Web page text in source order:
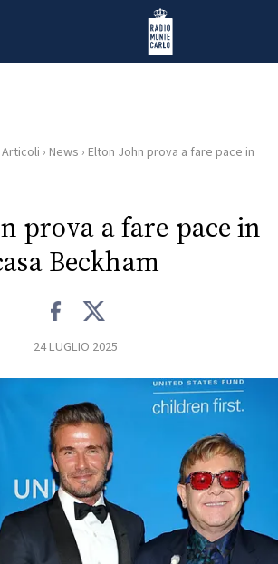
Radio Monte Carlo
Articoli › News › Elton John prova a fare pace in
prova a fare pace in
Beckham
24 LUGLIO 2025